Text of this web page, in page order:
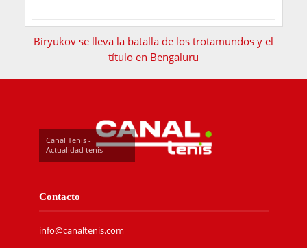
Biryukov se lleva la batalla de los trotamundos y el
título en Bengaluru
Canal Tenis -
Actualidad tenis
Contacto
info@canaltenis.com